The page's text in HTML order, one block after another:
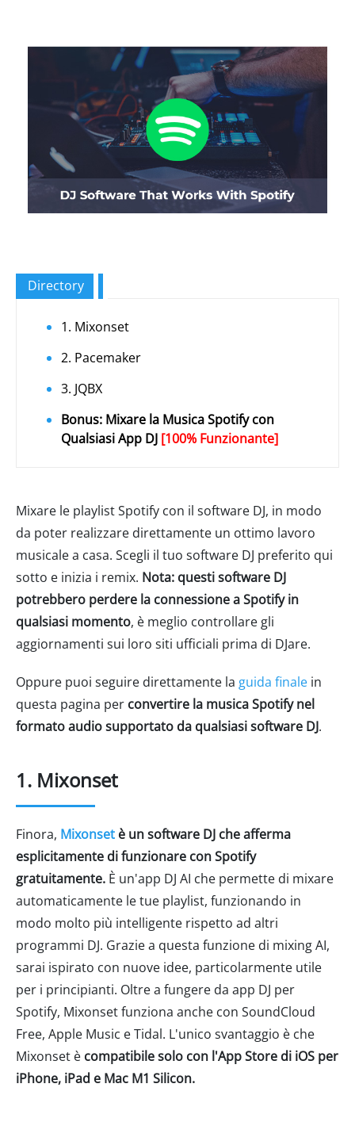
Directory
1. Mixonset
2. Pacemaker
3. JQBX
Bonus: Mixare la Musica Spotify con
Qualsiasi App DJ [100% Funzionante]
Mixare le playlist Spotify con il software DJ, in modo
da poter realizzare direttamente un ottimo lavoro
musicale a casa. Scegli il tuo software DJ preferito qui
sotto e inizia i remix. Nota: questi software DJ
potrebbero perdere la connessione a Spotify in
qualsiasi momento, è meglio controllare gli
aggiornamenti sui loro siti ufficiali prima di DJare.
Oppure puoi seguire direttamente la guida finale in
questa pagina per convertire la musica Spotify nel
formato audio supportato da qualsiasi software DJ.
1. Mixonset
Finora, Mixonset è un software DJ che afferma
esplicitamente di funzionare con Spotify
gratuitamente. È un'app DJ AI che permette di mixare
automaticamente le tue playlist, funzionando in
modo molto più intelligente rispetto ad altri
programmi DJ. Grazie a questa funzione di mixing AI,
sarai ispirato con nuove idee, particolarmente utile
per i principianti. Oltre a fungere da app DJ per
Spotify, Mixonset funziona anche con SoundCloud
Free, Apple Music e Tidal. L'unico svantaggio è che
Mixonset è compatibile solo con l'App Store di iOS per
iPhone, iPad e Mac M1 Silicon.